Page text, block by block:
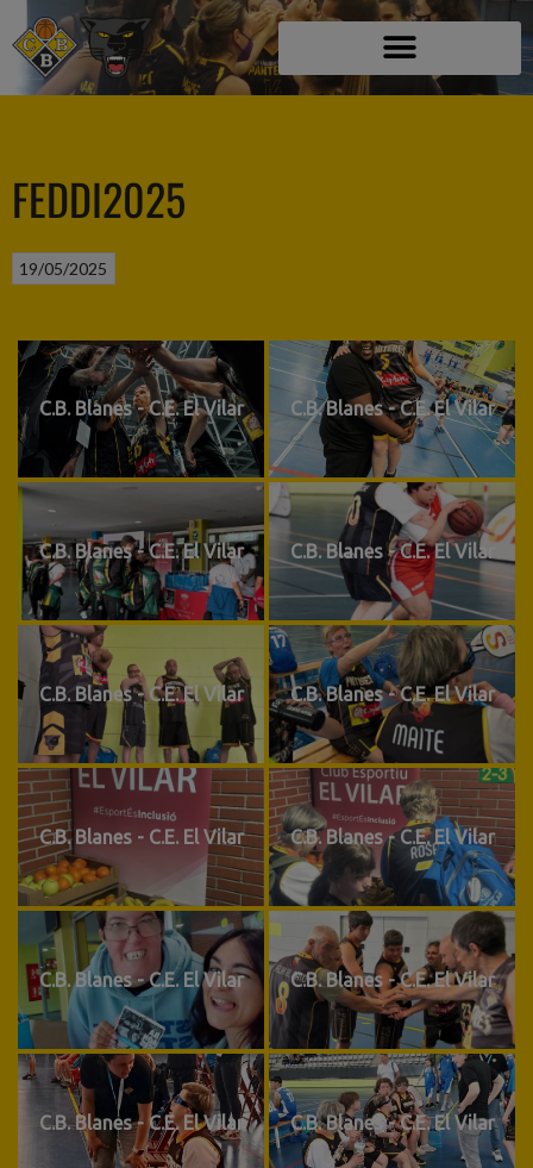
FEDDI2025
19/05/2025
C.B. Blanes - C.E. El Vilar C.B. Blanes - C.E. El Vilar
C.B. Blanes - C.E. El Vilar C.B. Blanes - C.E. El Vilar
C.B. Blanes - C.E. El Vilar C.B. Blanes - C.E. El Vilar
C.B. Blanes - C.E. El Vilar C.B. Blanes - C.E. El Vilar
C.B. Blanes - C.E. El Vilar C.B. Blanes - C.E. El Vilar
C.B. Blanes - C.E. El Vilar C.B. Blanes - C.E. El Vilar